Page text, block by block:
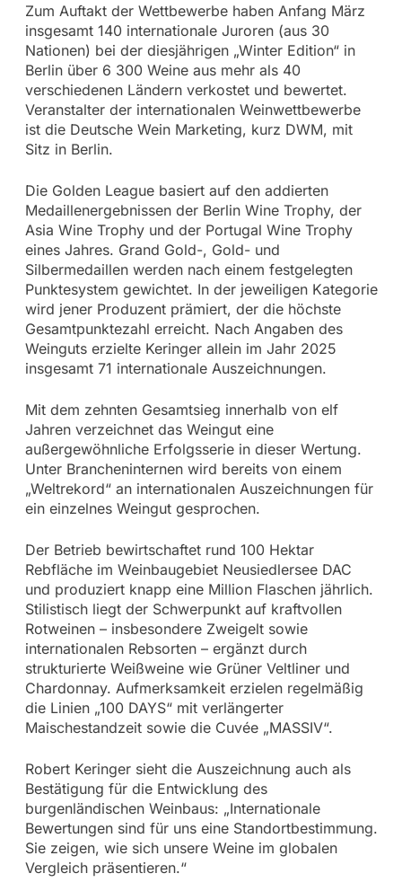
Zum Auftakt der Wettbewerbe haben Anfang März
insgesamt 140 internationale Juroren (aus 30
Nationen) bei der diesjährigen „Winter Edition“ in
Berlin über 6 300 Weine aus mehr als 40
verschiedenen Ländern verkostet und bewertet.
Veranstalter der internationalen Weinwettbewerbe
ist die Deutsche Wein Marketing, kurz DWM, mit
Sitz in Berlin.
Die Golden League basiert auf den addierten
Medaillenergebnissen der Berlin Wine Trophy, der
Asia Wine Trophy und der Portugal Wine Trophy
eines Jahres. Grand Gold-, Gold- und
Silbermedaillen werden nach einem festgelegten
Punktesystem gewichtet. In der jeweiligen Kategorie
wird jener Produzent prämiert, der die höchste
Gesamtpunktezahl erreicht. Nach Angaben des
Weinguts erzielte Keringer allein im Jahr 2025
insgesamt 71 internationale Auszeichnungen.
Mit dem zehnten Gesamtsieg innerhalb von elf
Jahren verzeichnet das Weingut eine
außergewöhnliche Erfolgsserie in dieser Wertung.
Unter Brancheninternen wird bereits von einem
„Weltrekord“ an internationalen Auszeichnungen für
ein einzelnes Weingut gesprochen.
Der Betrieb bewirtschaftet rund 100 Hektar
Rebfläche im Weinbaugebiet Neusiedlersee DAC
und produziert knapp eine Million Flaschen jährlich.
Stilistisch liegt der Schwerpunkt auf kraftvollen
Rotweinen – insbesondere Zweigelt sowie
internationalen Rebsorten – ergänzt durch
strukturierte Weißweine wie Grüner Veltliner und
Chardonnay. Aufmerksamkeit erzielen regelmäßig
die Linien „100 DAYS“ mit verlängerter
Maischestandzeit sowie die Cuvée „MASSIV“.
Robert Keringer sieht die Auszeichnung auch als
Bestätigung für die Entwicklung des
burgenländischen Weinbaus: „Internationale
Bewertungen sind für uns eine Standortbestimmung.
Sie zeigen, wie sich unsere Weine im globalen
Vergleich präsentieren.“